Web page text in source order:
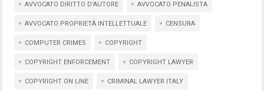
AVVOCATO DIRITTO D'AUTORE AVVOCATO PENALISTA
AVVOCATO PROPRIETÀ INTELLETTUALE CENSURA
COMPUTER CRIMES COPYRIGHT
COPYRIGHT ENFORCEMENT COPYRIGHT LAWYER
COPYRIGHT ON LINE CRIMINAL LAWYER ITALY